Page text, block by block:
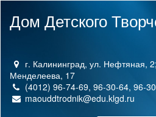
Дом Детского
г. Калининград, ул. Нефтяная,
Менделеева, 17
(4012) 96-74-69, 96-30-64, 96-
maouddtrodnik@edu.klgd.ru